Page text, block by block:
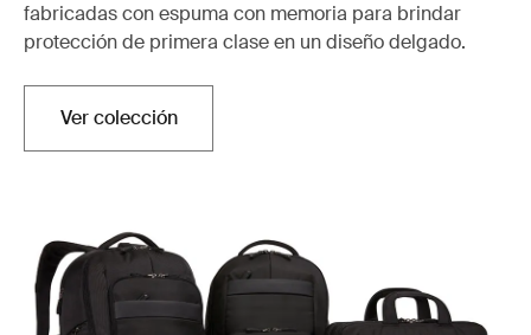
fabricadas con espuma con memoria para brindar
protección de primera clase en un diseño delgado.
Ver colección